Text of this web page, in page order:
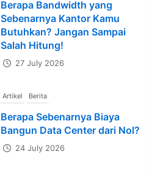
Berapa Bandwidth yang
Sebenarnya Kantor Kamu
Butuhkan? Jangan Sampai
Salah Hitung!
27 July 2026
Artikel Berita
Berapa Sebenarnya Biaya
Bangun Data Center dari Nol?
24 July 2026